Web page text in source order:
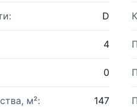
D
4
0
м²: 147